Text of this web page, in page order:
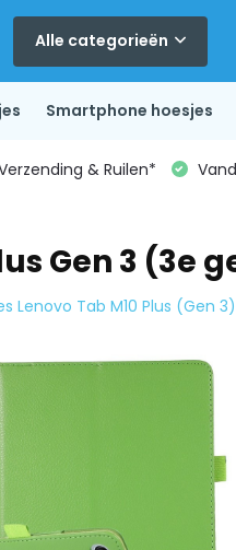
Alle categorieën
Smartphone hoesjes
& Ruilen*
Gen 3
Lenovo Tab M10 Plus (Gen 3)